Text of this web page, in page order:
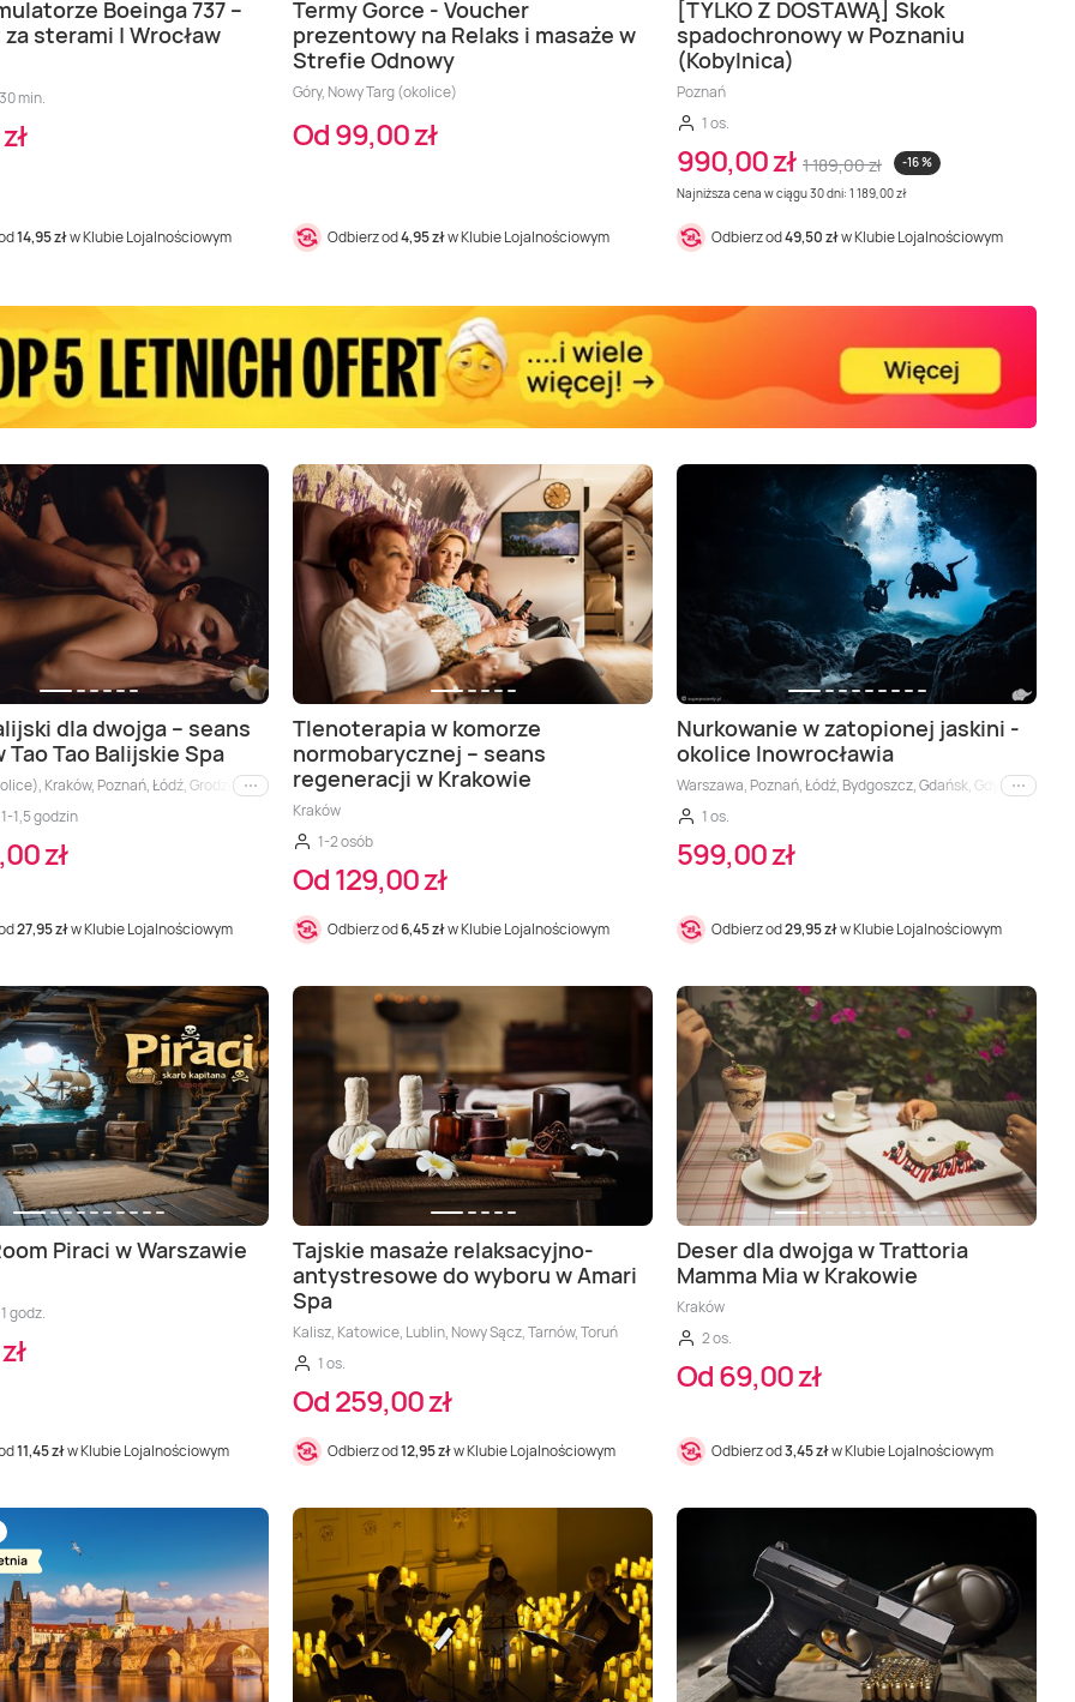
Boeinga 737 –
sterami | Wrocław
30 min.
14,95 złw Klubie Lojalnościowym
Termy Gorce - Voucher
prezentowy na Relaks i masaże w
Strefie Odnowy
Góry, Nowy Targ (okolice)
Od 99,00 zł
Odbierz od4,95 złw Klubie Lojalnościowym
[TYLKO Z DOSTAWĄ] Skok
spadochronowy w Poznaniu
(Kobylnica)
Poznań
1 os.
990,00 zł 1 189,00 zł
-16 %
Najniższa cena w ciągu 30 dni: 1 189,00 zł
Odbierz od49,50 złw Klubie Lojalnościowym
dla dwojga – seans
Tao Tao Balijskie Spa
Kraków, Poznań, Łódź, Grodzisk Mazowiecki, Konin, Płock, Radom, Włocławek
i inne
1-1,5 godzin
zł
27,95 złw Klubie Lojalnościowym
Tlenoterapia w komorze
normobarycznej – seans
regeneracji w Krakowie
Kraków
1-2 osób
Od 129,00 zł
Odbierz od6,45 złw Klubie Lojalnościowym
Nurkowanie w zatopionej jaskini -
okolice Inowrocławia
Warszawa, Poznań, Łódź, Bydgoszcz, Gdańsk, Gdynia,i inne
1 os.
599,00 zł
Odbierz od29,95 złw Klubie Lojalnościowym
Piraci w Warszawie
1 godz.
11,45 złw Klubie Lojalnościowym
Tajskie masaże relaksacyjno-
antystresowe do wyboru w Amari
Spa
Kalisz, Katowice, Lublin, Nowy Sącz, Tarnów, Toruń
1 os.
Od 259,00 zł
Odbierz od12,95 złw Klubie Lojalnościowym
Deser dla dwojga w Trattoria
Mamma Mia w Krakowie
Kraków
2 os.
Od 69,00 zł
Odbierz od3,45 złw Klubie Lojalnościowym